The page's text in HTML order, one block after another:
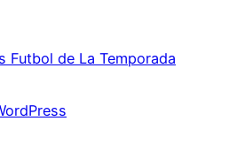
Futbol de La Temporada